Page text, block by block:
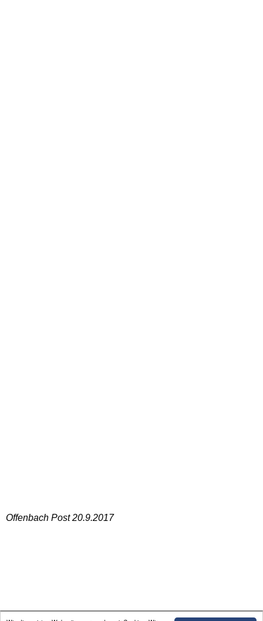
Offenbach Post 20.9.2017